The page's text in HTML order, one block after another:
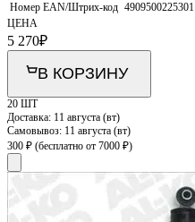
Номер EAN/Штрих-код 4909500225301
ЦЕНА
5 270₽
В КОРЗИНУ
20 ШТ
Доставка: 11 августа (вт)
Самовывоз: 11 августа (вт)
300 ₽ (бесплатно от 7000 ₽)